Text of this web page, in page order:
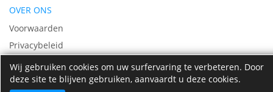
Wij gebruiken cookies om uw surfervaring te verbeteren. Door
deze site te blijven gebruiken, aanvaardt u deze cookies.
OVER ONS
Voorwaarden
Privacybeleid
Vacatures
Over ons